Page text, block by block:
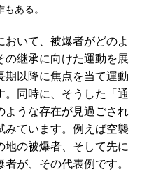
ある。
いて、被爆者がどのよ
の継承に向けた運動を展
期以降に焦点を当て運動
。同時に、そうした「通
ような存在が見過ごされ
みています。例えば空襲
地の被爆者、そして先に
が、その代表例です。